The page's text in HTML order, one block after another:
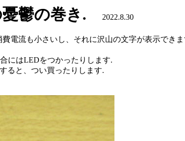
憂鬱の巻き. 2022.8.30
電流も小さいし、それに沢山の文字が表示でき
にはLEDをつかったりします.
ると、つい買ったりします.